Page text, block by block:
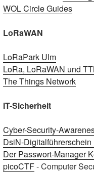
WOL Circle Guides
LoRaWAN
LoRaPark Ulm
LoRa, LoRaWAN und
The Things Network
IT-Sicherheit
Cyber-Security-
DsiN-Digitalführerschein
Der Passwort-Manager
picoCTF- Computer